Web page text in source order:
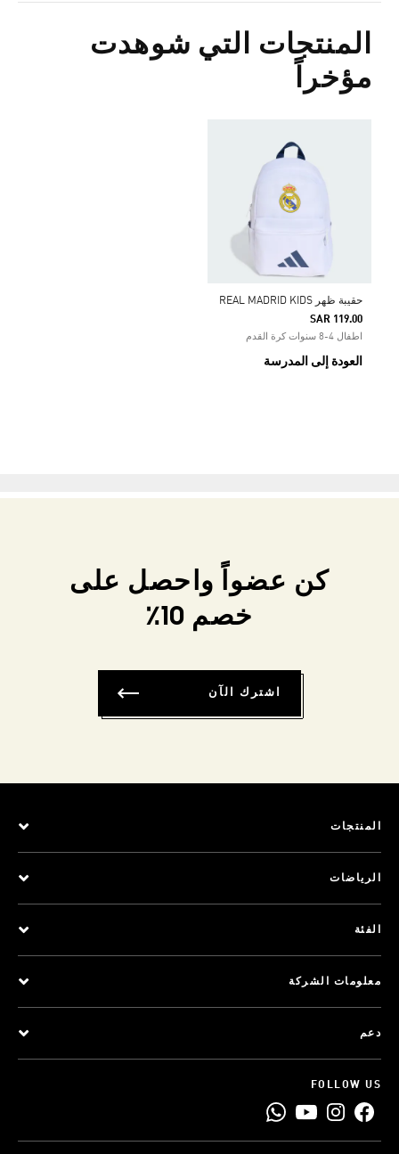
المنتجات التي شوهدت
مؤخراً
حقيبة ظهر REAL MADRID KIDS
SAR 119.00
اطفال 4-8 سنوات كرة القدم
العودة إلى المدرسة
كن عضواً واحصل على
خصم 10٪
اشترك الآن
المنتجات
الرياضات
الفئة
معلومات الشركة
دعم
FOLLOW US